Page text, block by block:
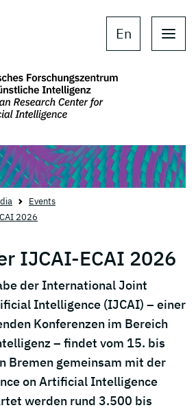
En
Events
2026
IJCAI-ECAI 2026
der International Joint
Intelligence (IJCAI) – einer
Konferenzen im Bereich
– findet vom 15. bis
Bremen gemeinsam mit der
on Artificial Intelligence
werden rund 3.500 bis